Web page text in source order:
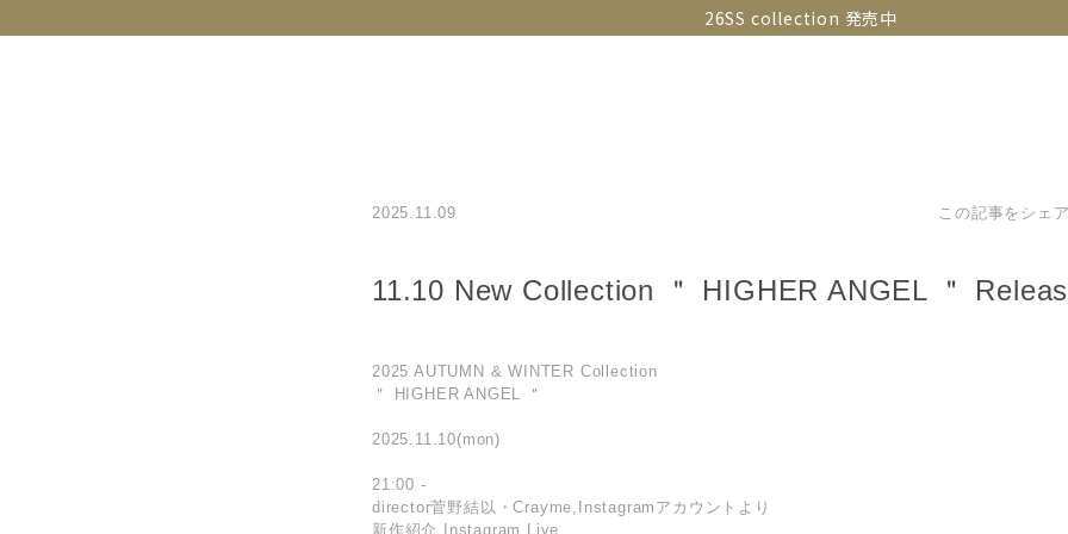
26SS collection 発売中
2025.11.09 この記事をシェア
11.10 New Collection ＂ HIGHER ANGEL ＂
2025 AUTUMN & WINTER Collection
＂ HIGHER ANGEL ＂
2025.11.10(mon)
21:00 -
director菅野結以・Crayme,Instagramアカウントより
新作紹介 Instagram Live